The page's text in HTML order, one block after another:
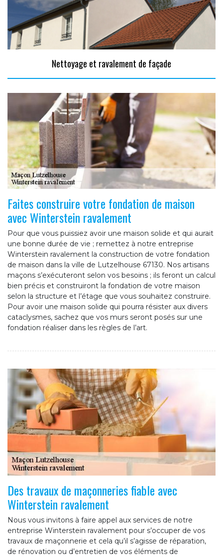
Nettoyage et ravalement de façade
Faites construire votre fondation de maison
avec Winterstein ravalement
Pour que vous puissiez avoir une maison solide et qui aurait
une bonne durée de vie ; remettez à notre entreprise
Winterstein ravalement la construction de votre fondation
de maison dans la ville de Lutzelhouse 67130. Nos artisans
maçons s’exécuteront selon vos besoins ; ils feront un calcul
bien précis et construiront la fondation de votre maison
selon la structure et l’étage que vous souhaitez construire.
Pour avoir une maison solide qui pourra résister aux divers
cataclysmes, sachez que vos murs seront posés sur une
fondation réaliser dans les règles de l’art.
Des travaux de maçonneries fiable avec
Winterstein ravalement
Nous vous invitons à faire appel aux services de notre
entreprise Winterstein ravalement pour s’occuper de vos
travaux de maçonnerie et cela qu’il s’agisse de réparation,
de rénovation ou d’entretien de vos éléments de